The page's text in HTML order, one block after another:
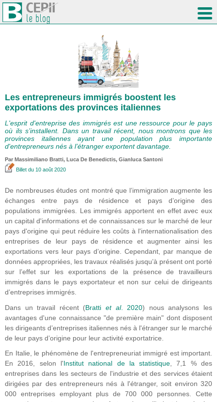
Les entrepreneurs immigrés boostent les
exportations des provinces italiennes
L'esprit d'entreprise des immigrés est une ressource pour le pays
où ils s’installent. Dans un travail récent, nous montrons que les
provinces italiennes ayant une population plus importante
d'entrepreneurs nés à l’étranger exportent davantage.
Par Massimiliano Bratti, Luca De Benedictis, Gianluca Santoni
Billet du 10 août 2020
De nombreuses études ont montré que l’immigration augmente les
échanges entre pays de résidence et pays d’origine des
populations immigrées. Les immigrés apportent en effet avec eux
un capital d'informations et de connaissances sur le marché de leur
pays d'origine qui peut réduire les coûts à l'internationalisation des
entreprises de leur pays de résidence et augmenter ainsi les
exportations vers leur pays d’origine. Cependant, par manque de
données appropriées, les travaux réalisés jusqu’à présent ont porté
sur l’effet sur les exportations de la présence de travailleurs
immigrés dans le pays exportateur et non sur celui de dirigeants
d’entreprises immigrés.
Dans un travail récent (Brattiet al. 2020) nous analysons les
avantages d'une connaissance "de première main" dont disposent
les dirigeants d’entreprises italiennes nés à l'étranger sur le marché
de leur pays d’origine pour leur activité exportatrice.
En Italie, le phénomène de l'entrepreneuriat immigré est important.
En 2016, selon l'Institut national de la statistique, 7,1 % des
entreprises dans les secteurs de l'industrie et des services étaient
dirigées par des entrepreneurs nés à l'étranger, soit environ 320
000 entreprises employant plus de 700 000 personnes. Cette